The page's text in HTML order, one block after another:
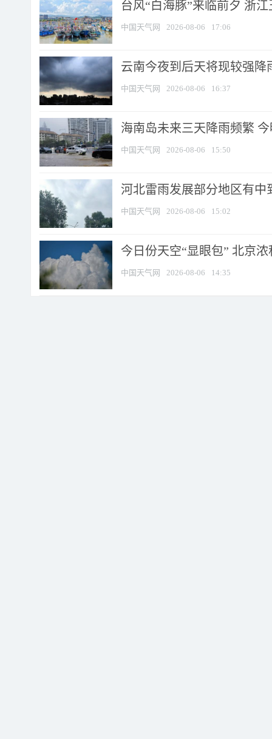
台风“白海豚”来临前夕 浙
中国天气网 2026-08-06 17:06
云南今夜到后天将现较强降
中国天气网 2026-08-06 16:37
海南岛未来三天降雨频繁
中国天气网 2026-08-06 15:50
河北雷雨发展部分地区有中
中国天气网 2026-08-06 15:02
今日份天空“显眼包” 北京
中国天气网 2026-08-06 14:35